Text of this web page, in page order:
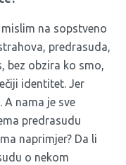
na sopstveno
predrasuda,
bez obzira ko smo,
identitet. Jer
A nama je sve
predrasudu
naprimjer? Da li
o nekom